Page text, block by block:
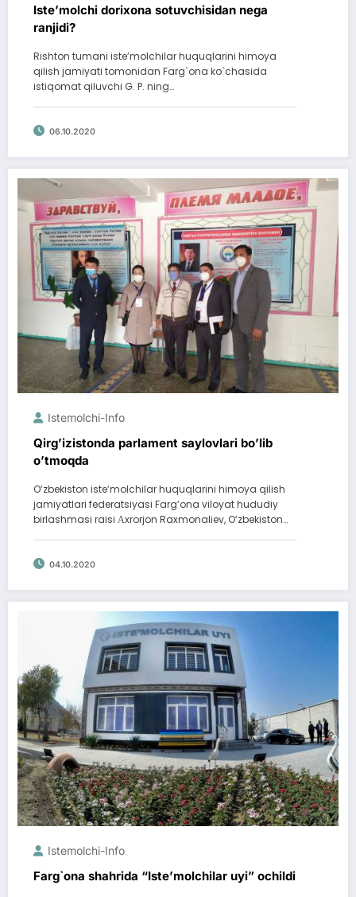
Iste’molchi dorixona sotuvchisidan nega
ranjidi?
Rishton tumani isteʼmolchilar huquqlarini himoya
qilish jamiyati tomonidan Farg`ona ko`chasida
istiqomat qiluvchi G. P. ning…
06.10.2020
Istemolchi-Info
Qirgʼizistonda parlament saylovlari boʼlib
oʼtmoqda
Oʼzbekiston isteʼmolchilar huquqlarini himoya qilish
jamiyatlari federatsiyasi Fargʼona viloyat hududiy
birlashmasi raisi Аxrorjon Raxmonaliev, Oʼzbekiston…
04.10.2020
Istemolchi-Info
Farg`ona shahrida “Isteʼmolchilar uyi” ochildi